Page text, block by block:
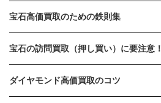
宝石高価買取のための鉄則集
宝石の訪問買取（押し買い）に要注意！
ダイヤモンド高価買取のコツ